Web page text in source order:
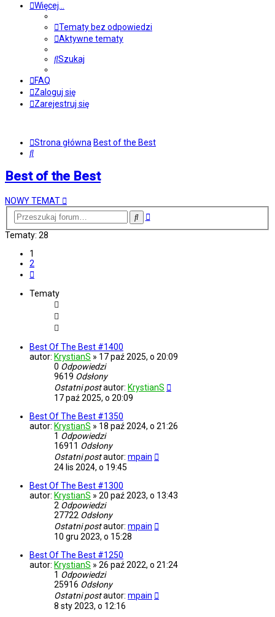
Więcej…
Tematy bez odpowiedzi
Aktywne tematy
Szukaj
FAQ
Zaloguj się
Zarejestruj się
Strona główna Best of the Best
Szukaj
Best of the Best
NOWY TEMAT
SzukajWyszukiwanie
Tematy: 28
1
2
Tematy
Best Of The Best #1400
autor: KrystianS » 17 paź 2025, o 20:09
0 Odpowiedzi
9619 Odsłony
Ostatni postautor: KrystianS
17 paź 2025, o 20:09
Best Of The Best #1350
autor: KrystianS » 18 paź 2024, o 21:26
1 Odpowiedzi
16911 Odsłony
Ostatni postautor: mpain
24 lis 2024, o 19:45
Best Of The Best #1300
autor: KrystianS » 20 paź 2023, o 13:43
2 Odpowiedzi
27722 Odsłony
Ostatni postautor: mpain
10 gru 2023, o 15:28
Best Of The Best #1250
autor: KrystianS » 26 paź 2022, o 21:24
1 Odpowiedzi
25916 Odsłony
Ostatni postautor: mpain
8 sty 2023, o 12:16